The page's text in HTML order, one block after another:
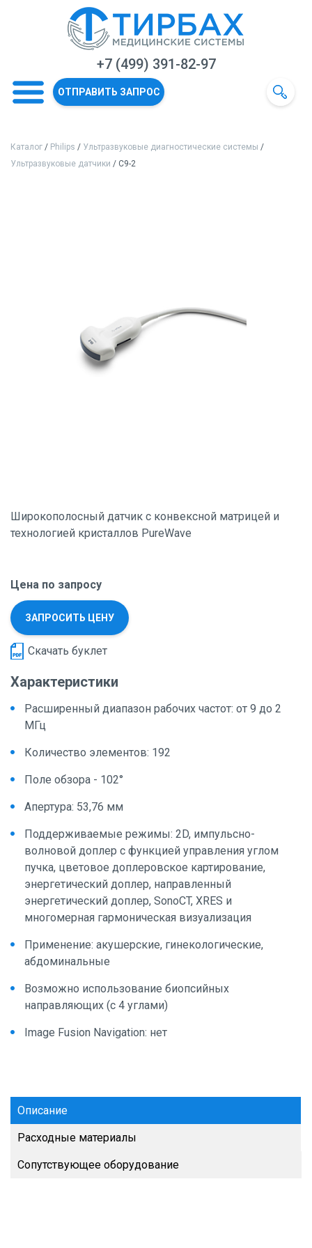
+7 (499) 391-82-97
ОТПРАВИТЬ ЗАПРОС
Каталог / Philips / Ультразвуковые диагностические системы /
Ультразвуковые датчики / C9-2
Широкополосный датчик с конвексной матрицей и
технологией кристаллов PureWave
Цена по запросу
ЗАПРОСИТЬ ЦЕНУ
Скачать буклет
Характеристики
Расширенный диапазон рабочих частот: от 9 до 2
МГц
Количество элементов: 192
Поле обзора - 102°
Апертура: 53,76 мм
Поддерживаемые режимы: 2D, импульсно-
волновой доплер с функцией управления углом
пучка, цветовое доплеровское картирование,
энергетический доплер, направленный
энергетический доплер, SonoCT, XRES и
многомерная гармоническая визуализация
Применение: акушерские, гинекологические,
абдоминальные
Возможно использование биопсийных
направляющих (с 4 углами)
Image Fusion Navigation: нет
Описание
Расходные материалы
Сопутствующее оборудование